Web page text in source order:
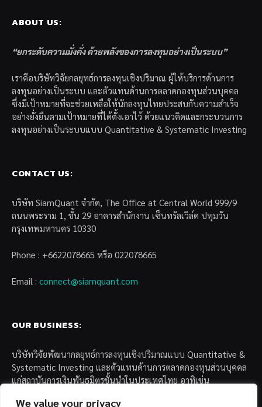
We value your privacy
ABOUT US:
“ยกระดับความมั่งคั่ง ด้วยพลังของการลงทุนอย่างเป็นระบบ”
เราคือบริษัทวิจัยกลยุทธ์การลงทุนเชิงปริมาณ ผู้ให้บริการด้านการ
ลงทุนอย่างเป็นระบบ และตัวแทนด้านการตลาดกองทุนส่วนบุคคล
ซึ่งมีเป้าหมายที่จะช่วยเหลือให้นักลงทุนไทยประสบกับความสำเร็จ
อย่างยั่งยืนตามเป้าหมายที่ได้ตั้งเอาไว้ ด้วยแนวคิดและกระบวนการ
ลงทุนอย่างเป็นระบบแบบ Quantitative & Systematic Investing
CONTACT US:
บริษัท SiamQuant จำกัด, The Office at Central World 999/9
ถนนพระราม 1, ชั้น 29 อาคารสำนักงาน เซ็นทรัลเวิล์ด ปทุมวัน
กรุงเทพมหานคร 10330
Phone : +6622078665 หรือ 022078665
Email : connect@siamquant.com
OUR BUSINESS:
บริษัทวิจัยพัฒนากลยุทธ์การลงทุนเชิงปริมาณแบบ Quantitative &
Systematic Investing และตัวแทนด้านการตลาดกองทุนส่วนบุคคล
แก่สถาบันการเงินพันธมิตรชั้นนำในประเทศไทย อาทิเช่น